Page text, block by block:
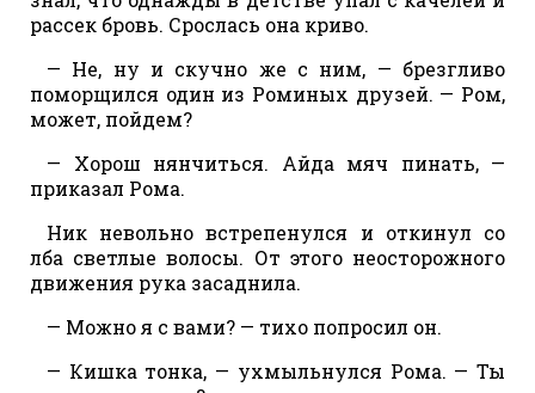
рассек бровь. Срослась она криво.
— Не, ну и скучно же с ним, — брезгливо
поморщился один из Роминых друзей. — Ром,
может, пойдем?
— Хорош нянчиться. Айда мяч пинать, —
приказал Рома.
Ник невольно встрепенулся и откинул со
лба светлые волосы. От этого неосторожного
движения рука засаднила.
— Можно я с вами? — тихо попросил он.
— Кишка тонка, — ухмыльнулся Рома. — Ты